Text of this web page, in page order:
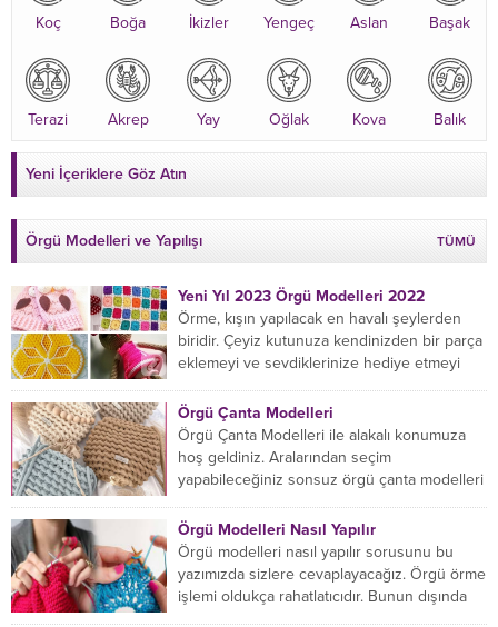
Koç Boğa İkizler Yengeç Aslan Başak
Terazi Akrep Yay Oğlak Kova Balık
Yeni İçeriklere Göz Atın
Örgü Modelleri ve Yapılışı TÜMÜ
Yeni Yıl 2023 Örgü Modelleri 2022
Örme, kışın yapılacak en havalı şeylerden
biridir. Çeyiz kutunuza kendinizden bir parça
eklemeyi ve sevdiklerinize hediye etmeyi
Örgü Çanta Modelleri
Örgü Çanta Modelleri ile alakalı konumuza
hoş geldiniz. Aralarından seçim
yapabileceğiniz sonsuz örgü çanta modelleri
Örgü Modelleri Nasıl Yapılır
Örgü modelleri nasıl yapılır sorusunu bu
yazımızda sizlere cevaplayacağız. Örgü örme
işlemi oldukça rahatlatıcıdır. Bunun dışında